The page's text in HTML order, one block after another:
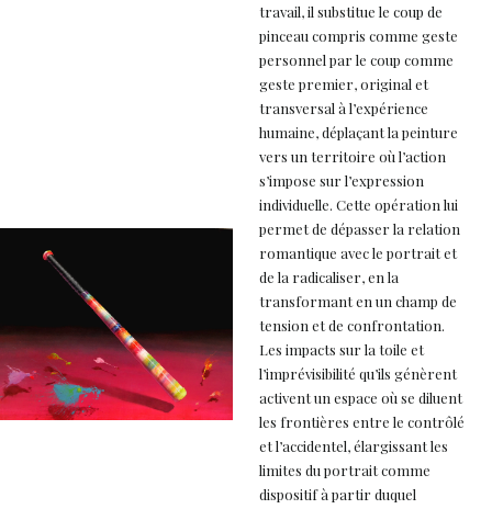
travail, il substitue le coup de
pinceau compris comme geste
personnel par le coup comme
geste premier, original et
transversal à l’expérience
humaine, déplaçant la peinture
vers un territoire où l’action
s’impose sur l’expression
individuelle. Cette opération lui
permet de dépasser la relation
romantique avec le portrait et
de la radicaliser, en la
transformant en un champ de
tension et de confrontation.
Les impacts sur la toile et
l’imprévisibilité qu’ils génèrent
activent un espace où se diluent
les frontières entre le contrôlé
et l’accidentel, élargissant les
limites du portrait comme
dispositif à partir duquel